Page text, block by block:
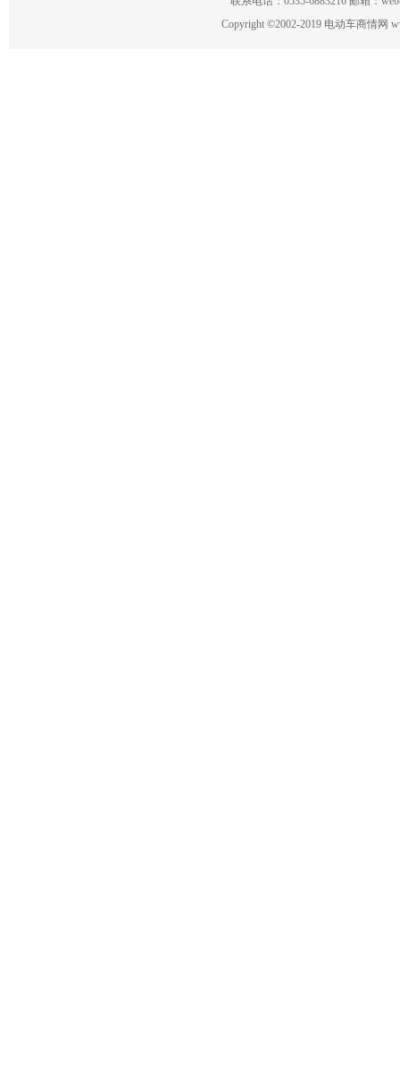
Copyright ©2002-2019 电动车商情网